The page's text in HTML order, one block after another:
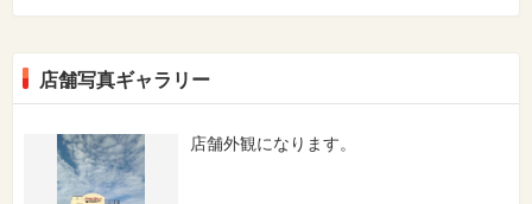
店舗写真ギャラリー
店舗外観になります。